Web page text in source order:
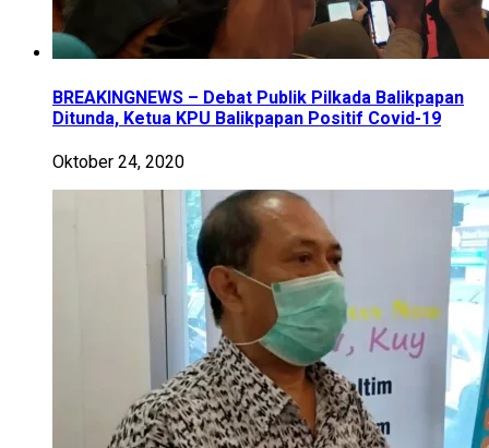
BREAKINGNEWS – Debat Publik Pilkada Balikpapan
Ditunda, Ketua KPU Balikpapan Positif Covid-19
Oktober 24, 2020